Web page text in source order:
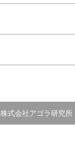
株式会社アゴラ研究所